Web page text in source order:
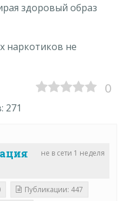
здоровый образ
наркотиков не
0
271
не в сети 1 неделя
Публикации: 447